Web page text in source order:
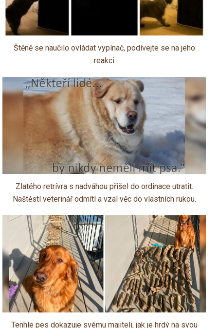
Štěně se naučilo ovládat vypínač, podívejte se na jeho
reakci
Zlatého retrívra s nadváhou přišel do ordinace utratit.
Naštěstí veterinář odmítl a vzal věc do vlastních rukou.
Tenhle pes dokazuje svému majiteli, jak je hrdý na svou